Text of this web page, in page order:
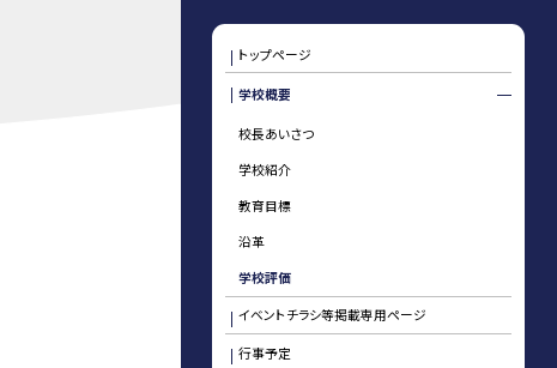
トップページ
学校概要
校長あいさつ
学校紹介
教育目標
沿革
学校評価
イベントチラシ等掲載専用ページ
行事予定